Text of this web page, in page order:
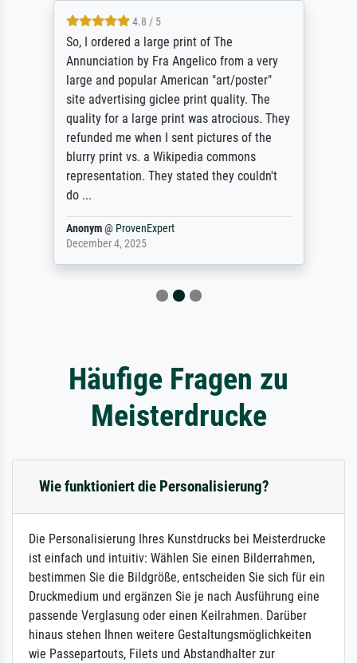
4.8 / 5
So, I ordered a large print of The
Annunciation by Fra Angelico from a very
large and popular American "art/poster"
site advertising giclee print quality. The
quality for a large print was atrocious. They
refunded me when I sent pictures of the
blurry print vs. a Wikipedia commons
representation. They stated they couldn't
do ...
Anonym@ ProvenExpert
December 4, 2025
Häufige Fragen zu
Meisterdrucke
Wie funktioniert die Personalisierung?
Die Personalisierung Ihres Kunstdrucks bei Meisterdrucke
ist einfach und intuitiv: Wählen Sie einen Bilderrahmen,
bestimmen Sie die Bildgröße, entscheiden Sie sich für ein
Druckmedium und ergänzen Sie je nach Ausführung eine
passende Verglasung oder einen Keilrahmen. Darüber
hinaus stehen Ihnen weitere Gestaltungsmöglichkeiten
wie Passepartouts, Filets und Abstandhalter zur